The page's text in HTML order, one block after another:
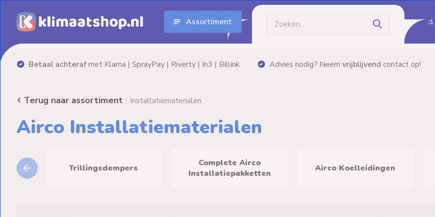
Assortiment Incl.
Advies nodig? Neemvrijblijvendcontact op! Gratis bezorgingvanaf €60,- (m.u.v.
Aanbiedingen
Elektrische
Installatiematerialen
Terug naar assortiment | Installatiematerialen
Airco Installatiematerialen
Trillingsdempers
Complete Airco
Installatiepakketten
Airco Koelleidingen